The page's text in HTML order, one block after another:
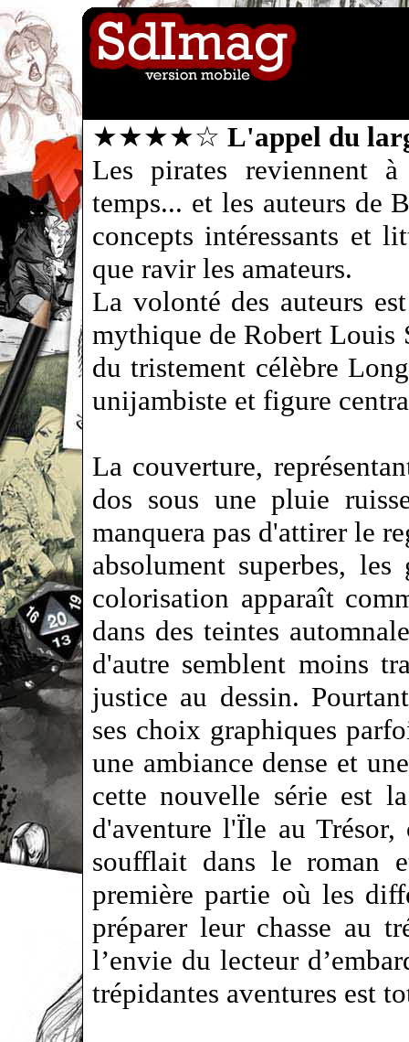
★★★★☆ L'appel du
Les pirates reviennent
temps... et les auteurs de
concepts intéressants et
que ravir les amateurs.
La volonté des auteurs
mythique de Robert Louis
du tristement célèbre
unijambiste et figure
La couverture,
dos sous une pluie
manquera pas d'attirer le
absolument superbes,
colorisation apparaît
dans des teintes
d'autre semblent moins
justice au dessin.
ses choix graphiques
une ambiance dense et
cette nouvelle série est
d'aventure l'Ïle au
soufflait dans le roman
première partie où les
préparer leur chasse au
l’envie du lecteur
trépidantes aventures est